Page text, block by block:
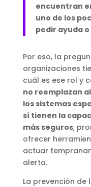
encuentran
uno de los
pedir ayuda
Por eso, la
organizaciones
cuál es ese rol y
no reemplazan
los sistemas
sí tienen la
más seguros,
ofrecer
actuar
alerta.
La prevención de